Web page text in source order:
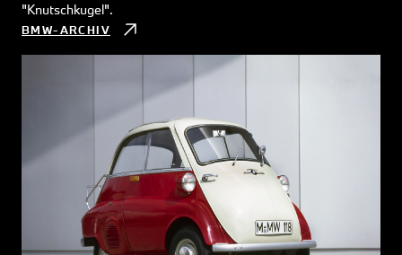
"Knutschkugel".
BMW-ARCHIV